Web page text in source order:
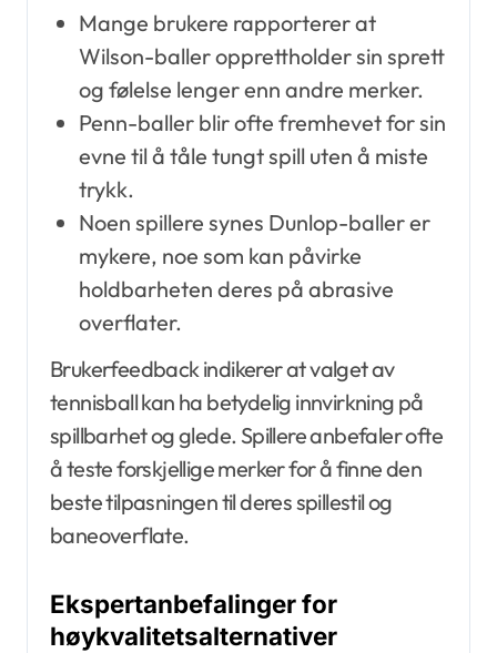
Mange brukere rapporterer at
Wilson-baller opprettholder sin sprett
og følelse lenger enn andre merker.
Penn-baller blir ofte fremhevet for sin
evne til å tåle tungt spill uten å miste
trykk.
Noen spillere synes Dunlop-baller er
mykere, noe som kan påvirke
holdbarheten deres på abrasive
overflater.
Brukerfeedback indikerer at valget av
tennisball kan ha betydelig innvirkning på
spillbarhet og glede. Spillere anbefaler ofte
å teste forskjellige merker for å finne den
beste tilpasningen til deres spillestil og
baneoverflate.
Ekspertanbefalinger for
høykvalitetsalternativer